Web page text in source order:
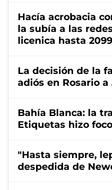
Hacía acrobacia
la subía a las
licenica hasta 2099
La decisión de la
adiós en Rosario
Bahía Blanca: la
Etiquetas hizo
"Hasta siempre,
despedida de